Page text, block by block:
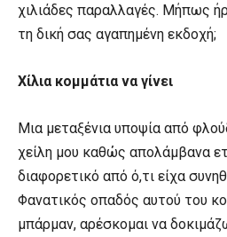
χιλιάδες παραλλαγές. Μήπως
τη δική σας αγαπημένη εκδοχή;
Χίλια κομμάτια να γίνει
Μια μεταξένια υποψία από
χείλη μου καθώς απολάμβανα
διαφορετικό από ό,τι είχα
Φανατικός οπαδός αυτού του
μπάρμαν, αρέσκομαι να